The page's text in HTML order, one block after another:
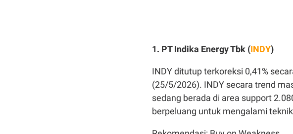
1. PT Indika Energy Tbk (INDY)
INDY ditutup terkoreksi 0,41%
(25/5/2026). INDY secara trend
sedang berada di area support
berpeluang untuk mengalami